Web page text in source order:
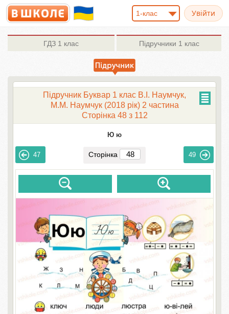
1-клас
ГДЗ 1 клас Підручники 1 клас
Підручник Буквар 1 клас В.І. Наумчук,
М.М. Наумчук (2018 рік) 2 частина
Сторінка 48 з 112
Ю ю
47 Сторінка 49